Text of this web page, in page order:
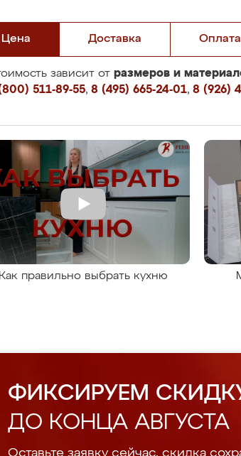
Цена Доставка Оплата
зависит от размеров и
511-89-55, 8 (495) 665-24-01, 8 (926)
Как правильно выбрать кухню
ФИКСИРУЕМ
ДО КОНЦА АВГУСТА
Оставьте заявку сейчас, скидка